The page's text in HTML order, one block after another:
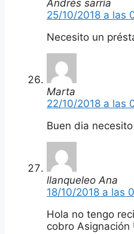
Andrés sarría
25/10/2018 a las
Necesito un
Marta
22/10/2018 a las
Buen dia
llanqueleo Ana
18/10/2018 a las
Hola no tengo
cobro Asignación